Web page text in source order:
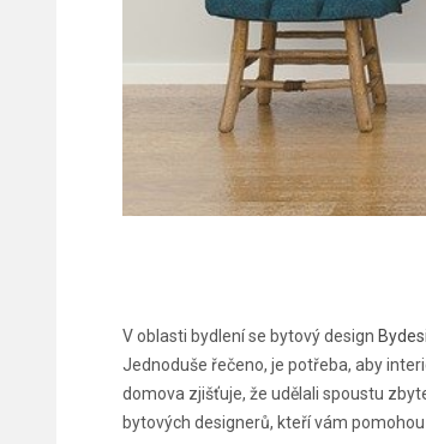
V oblasti bydlení se bytový design
Jednoduše řečeno, je potřeba, aby
domova zjišťuje, že udělali spoustu
bytových designerů, kteří vám